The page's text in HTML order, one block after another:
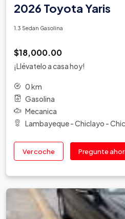
2026 Toyota Yaris
1.3 Sedan Gasolina
$18,000.00
¡Llévatelo a casa hoy!
0 km
Gasolina
Mecanica
Lambayeque - Chiclayo -
Ver coche Pregunte